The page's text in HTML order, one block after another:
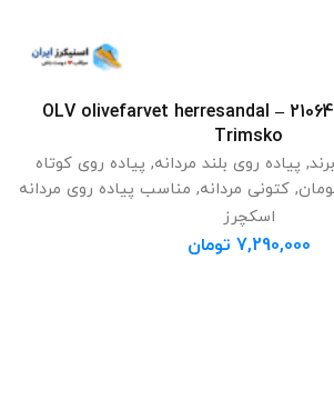
انتخاب گزینه ها
صندل اسکچرز 210646 OLV olivefarvet herresandal –
Trimsko
, پیاده روی بلند مردانه, پیاده روی کوتاه
, کتونی مردانه, مناسب پیاده روی مردانه
اسکچرز
7,290,000 تومان